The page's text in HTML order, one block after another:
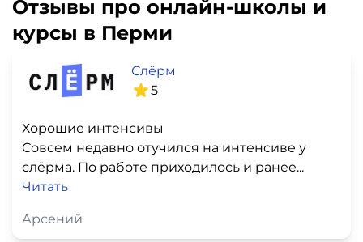
Отзывы про онлайн-школы и
курсы в Перми
Слёрм
5
Хорошие интенсивы
Совсем недавно отучился на интенсиве у
слёрма. По работе приходилось и ранее...
Читать
Арсений